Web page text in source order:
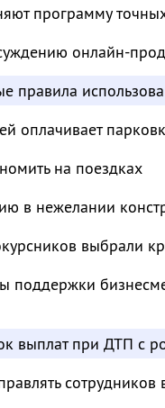
программу
онлайн-
правила
оплачивает
на поездках
в нежелании
выбрали
поддержки
выплат при ДТП с
сотрудников